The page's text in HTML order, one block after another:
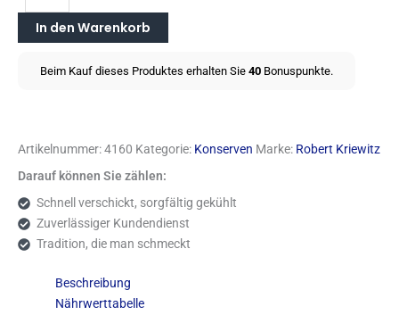
In den Warenkorb
Beim Kauf dieses Produktes erhalten Sie 40 Bonuspunkte.
Artikelnummer:4160 Kategorie: Konserven Marke: Robert Kriewitz
Darauf können Sie zählen:
Schnell verschickt, sorgfältig gekühlt
Zuverlässiger Kundendienst
Tradition, die man schmeckt
Beschreibung
Nährwerttabelle